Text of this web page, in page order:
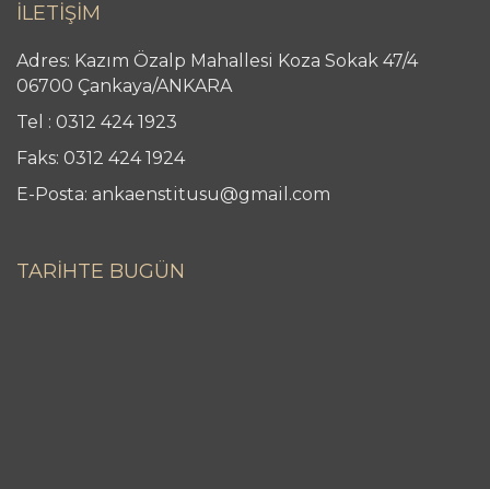
İLETİŞİM
Adres: Kazım Özalp Mahallesi Koza Sokak 47/4
06700 Çankaya/ANKARA
Tel : 0312 424 1923
Faks: 0312 424 1924
E-Posta: ankaenstitusu@gmail.com
TARİHTE BUGÜN